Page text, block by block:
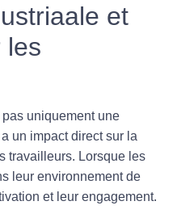
et
les
pas uniquement une
un impact direct sur la
travailleurs. Lorsque les
leur environnement de
et leur engagement.